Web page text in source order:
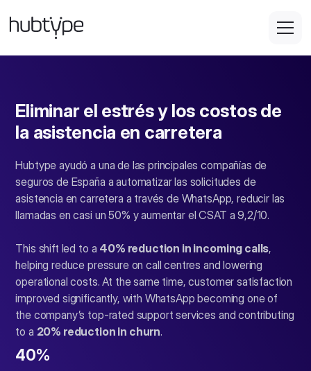
Eliminar el estrés y los costos de
la asistencia en carretera
Hubtype ayudó a una de las principales compañías de
seguros de España a automatizar las solicitudes de
asistencia en carretera a través de WhatsApp, reducir las
llamadas en casi un 50% y aumentar el CSAT a 9,2/10.
This shift led to a 40% reduction in incoming calls,
helping reduce pressure on call centres and lowering
operational costs. At the same time, customer satisfaction
improved significantly, with WhatsApp becoming one of
the company’s top-rated support services and contributing
to a 20% reduction in churn.
40%